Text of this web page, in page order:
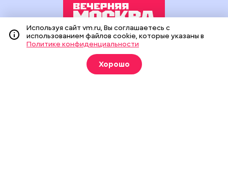
Издание создано при финансовой поддержке Департамента
средств массовой информации и рекламы города Москвы.
На сайте применяются рекомендательные технологии
(информационные технологии предоставления информации
Используя сайт vm.ru, Вы соглашаетесь с
использованием файлов cookie, которые указаны в
Политике конфиденциальности
Хорошо